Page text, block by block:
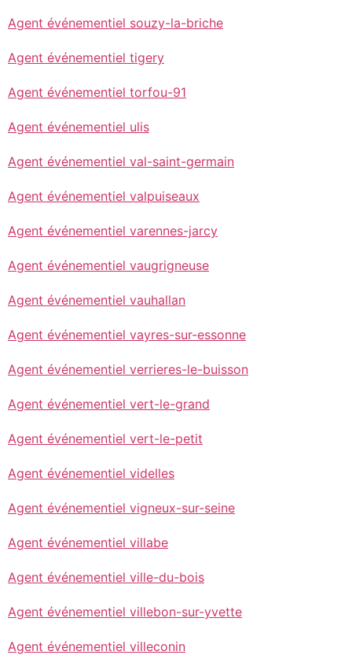
Agent événementiel souzy-la-briche
Agent événementiel tigery
Agent événementiel torfou-91
Agent événementiel ulis
Agent événementiel val-saint-germain
Agent événementiel valpuiseaux
Agent événementiel varennes-jarcy
Agent événementiel vaugrigneuse
Agent événementiel vauhallan
Agent événementiel vayres-sur-essonne
Agent événementiel verrieres-le-buisson
Agent événementiel vert-le-grand
Agent événementiel vert-le-petit
Agent événementiel videlles
Agent événementiel vigneux-sur-seine
Agent événementiel villabe
Agent événementiel ville-du-bois
Agent événementiel villebon-sur-yvette
Agent événementiel villeconin